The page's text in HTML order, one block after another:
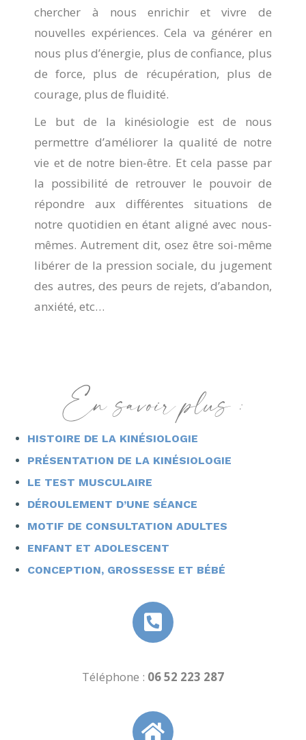
chercher à nous enrichir et vivre de
nouvelles expériences. Cela va générer en
nous plus d’énergie, plus de confiance, plus
de force, plus de récupération, plus de
courage, plus de fluidité.
Le but de la kinésiologie est de nous
permettre d’améliorer la qualité de notre
vie et de notre bien-être. Et cela passe par
la possibilité de retrouver le pouvoir de
répondre aux différentes situations de
notre quotidien en étant aligné avec nous-
mêmes. Autrement dit, osez être soi-même
libérer de la pression sociale, du jugement
des autres, des peurs de rejets, d’abandon,
anxiété, etc…
En savoir plus :
HISTOIRE DE LA KINÉSIOLOGIE
PRÉSENTATION DE LA KINÉSIOLOGIE
LE TEST MUSCULAIRE
DÉROULEMENT D’UNE SÉANCE
MOTIF DE CONSULTATION ADULTES
ENFANT ET ADOLESCENT
CONCEPTION, GROSSESSE ET BÉBÉ
Téléphone : 06 52 223 287